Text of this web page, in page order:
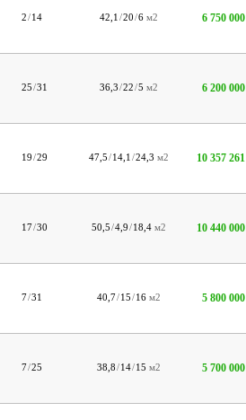
2/14 42,1 /20/6 м2 6 750 000
25/31 36,3/22/5 м2 6 200 000
19/29 47,5/ 14,1 /24,3 м2 10 357 261
17/30 50,5/4,9/ 18,4 м2 10 440 000
7/31 40,7/ 15/ 16 м2 5 800 000
7/25 38,8/ 14/ 15 м2 5 700 000